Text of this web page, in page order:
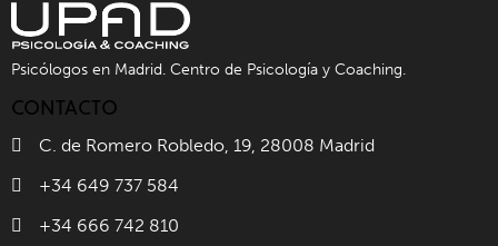
Psicólogos en Madrid. Centro de Psicología y Coaching.
CONTACTO
C. de Romero Robledo, 19, 28008 Madrid
+34 649 737 584
+34 666 742 810